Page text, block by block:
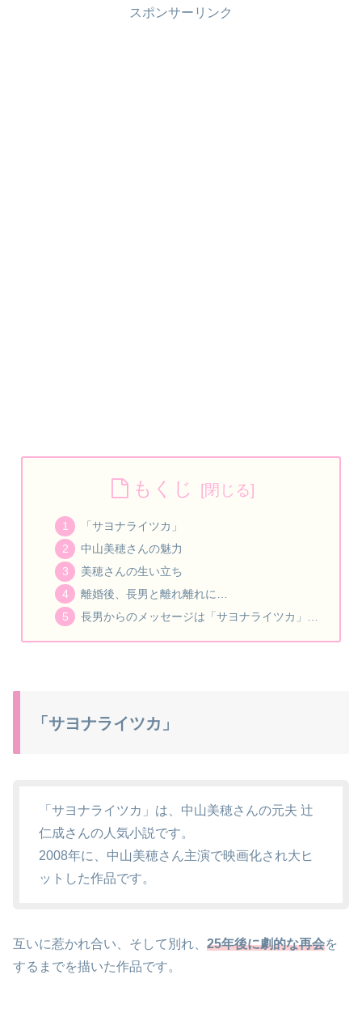
スポンサーリンク
もくじ
「サヨナライツカ」
中山美穂さんの魅力
美穂さんの生い立ち
離婚後、長男と離れ離れに…
長男からのメッセージは「サヨナライツカ」…
「サヨナライツカ」
「サヨナライツカ」は、中山美穂さんの元夫 辻
仁成さんの人気小説です。
2008年に、中山美穂さん主演で映画化され大ヒ
ットした作品です。
互いに惹かれ合い、そして別れ、 25年後に劇的な再会を
するまでを描いた作品です。